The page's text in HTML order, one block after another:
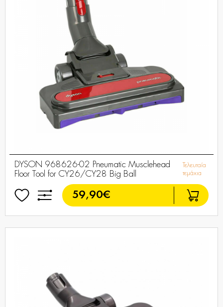
DYSON 968626-02 Pneumatic Musclehead
Floor Tool for CY26/CY28 Big Ball
Τελευταία
τεμάχια
59,90€